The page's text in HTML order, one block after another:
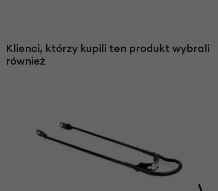
Klienci, którzy kupili ten produkt wybrali
również